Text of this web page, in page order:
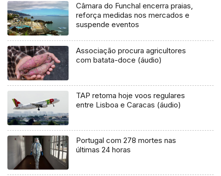
Câmara do Funchal encerra praias,
reforça medidas nos mercados e
suspende eventos
Associação procura agricultores
com batata-doce (áudio)
TAP retoma hoje voos regulares
entre Lisboa e Caracas (áudio)
Portugal com 278 mortes nas
últimas 24 horas